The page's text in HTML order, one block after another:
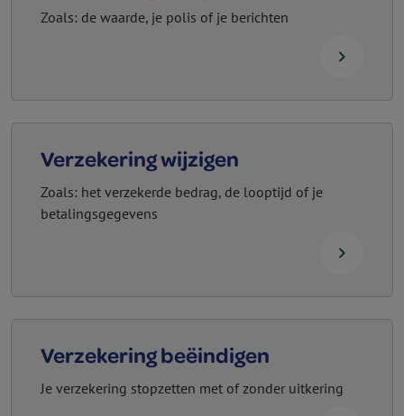
Zoals: de waarde, je polis of je berichten
navigate_next
Verzekering wijzigen
Zoals: het verzekerde bedrag, de looptijd of je
betalingsgegevens
navigate_next
Verzekering beëindigen
Je verzekering stopzetten met of zonder uitkering